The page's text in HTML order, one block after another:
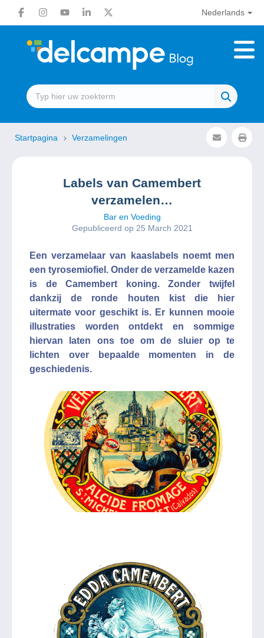
Nederlands
Startpagina Verzamelingen
Labels van Camembert
verzamelen…
Bar en Voeding
Gepubliceerd op 25 March 2021
Een verzamelaar van kaaslabels noemt men
een tyrosemiofiel. Onder de verzamelde kazen
is de Camembert koning. Zonder twijfel
dankzij de ronde houten kist die hier
uitermate voor geschikt is. Er kunnen mooie
illustraties worden ontdekt en sommige
hiervan laten ons toe om de sluier op te
lichten over bepaalde momenten in de
geschiedenis.